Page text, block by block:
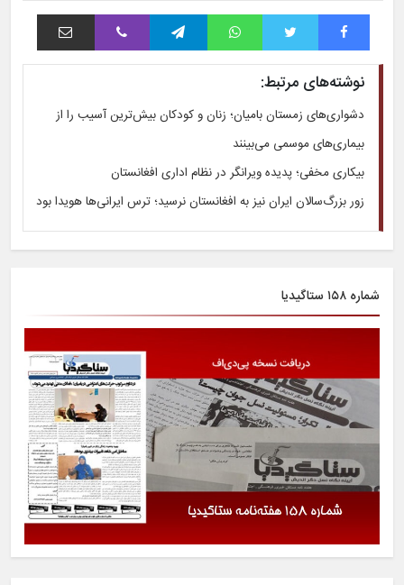
فیس بوک توییتر واتس آپ تلگرام وایبر اشتراک با ایمیل
نوشته‌های مرتبط:
دشواری‌های زمستان بامیان؛ زنان و کودکان بیش‌ترین آسیب را از
بیماری‌های موسمی می‌بینند
بیکاری مخفی؛ پدیده ویرانگر در نظام اداری افغانستان
زور بزرگ‌سالان ایران نیز به افغانستان نرسید؛ ترس ایرانی‌ها هویدا بود
شماره ۱۵۸ ستاگیدیا